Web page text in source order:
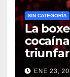
SIN CATEGORÍA
La
ENE 23,